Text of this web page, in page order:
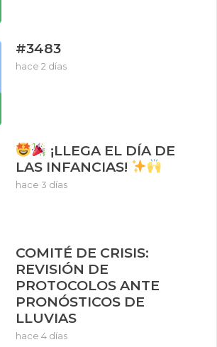
#3483
hace 2 días
¡LLEGA EL DÍA DE
LAS INFANCIAS!
hace 3 días
COMITÉ DE CRISIS:
REVISIÓN DE
PROTOCOLOS ANTE
PRONÓSTICOS DE
LLUVIAS
hace 4 días